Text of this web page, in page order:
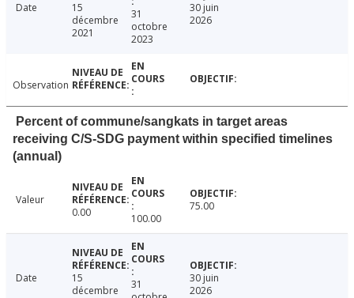
Date
15
décembre
2021
31
octobre
2023
30 juin
2026
Observation
Percent of commune/sangkats in target areas
receiving C/S-SDG payment within specified timelines
(annual)
Valeur
0.00
100.00
75.00
Date
15
décembre
31
30 juin
2026